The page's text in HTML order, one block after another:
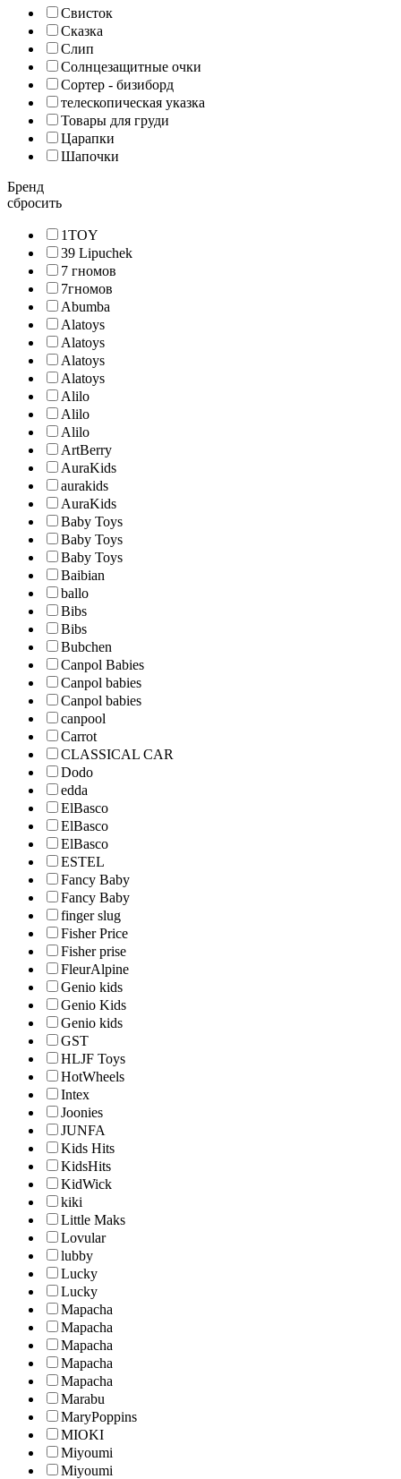
Свисток
Сказка
Слип
Солнцезащитные очки
Сортер - бизиборд
телескопическая указка
Товары для груди
Царапки
Шапочки
Бренд
сбросить
1TOY
39 Lipuchek
7 гномов
7гномов
Abumba
Alatoys
Alatoys
Alatoys
Alatoys
Alilo
Alilo
Alilo
ArtBerry
AuraKids
aurakids
AuraKids
Baby Toys
Baby Toys
Baby Toys
Baibian
ballo
Bibs
Bibs
Bubchen
Canpol Babies
Canpol babies
Canpol babies
canpool
Carrot
CLASSICAL CAR
Dodo
edda
ElBasco
ElBasco
ElBasco
ESTEL
Fancy Baby
Fancy Baby
finger slug
Fisher Price
Fisher prise
FleurAlpine
Genio kids
Genio Kids
Genio kids
GST
HLJF Toys
HotWheels
Intex
Joonies
JUNFA
Kids Hits
KidsHits
KidWick
kiki
Little Maks
Lovular
lubby
Lucky
Lucky
Mapacha
Mapacha
Mapacha
Mapacha
Mapacha
Marabu
MaryPoppins
MIOKI
Miyoumi
Miyoumi